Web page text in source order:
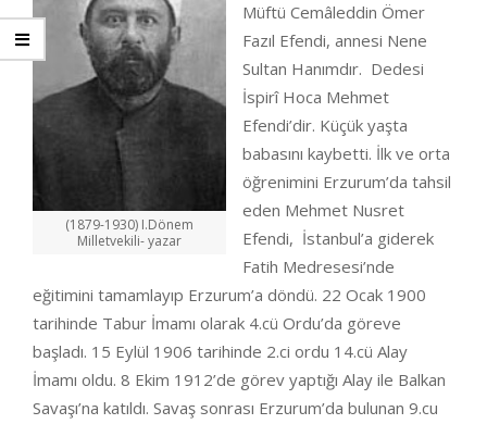
(1879-1930) I.Dönem
Milletvekili- yazar
Müftü Cemâleddin Ömer
Fazıl Efendi, annesi Nene
Sultan Hanımdır. Dedesi
İspirî Hoca Mehmet
Efendi’dir. Küçük yaşta
babasını kaybetti. İlk ve orta
öğrenimini Erzurum’da tahsil
eden Mehmet Nusret
Efendi, İstanbul’a giderek
Fatih Medresesi’nde
eğitimini tamamlayıp Erzurum’a döndü. 22 Ocak 1900
tarihinde Tabur İmamı olarak 4.cü Ordu’da göreve
başladı. 15 Eylül 1906 tarihinde 2.ci ordu 14.cü Alay
İmamı oldu. 8 Ekim 1912’de görev yaptığı Alay ile Balkan
Savaşı’na katıldı. Savaş sonrası Erzurum’da bulunan 9.cu